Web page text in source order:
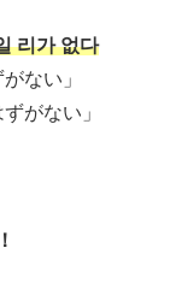
리가 없다
ない」
がない」